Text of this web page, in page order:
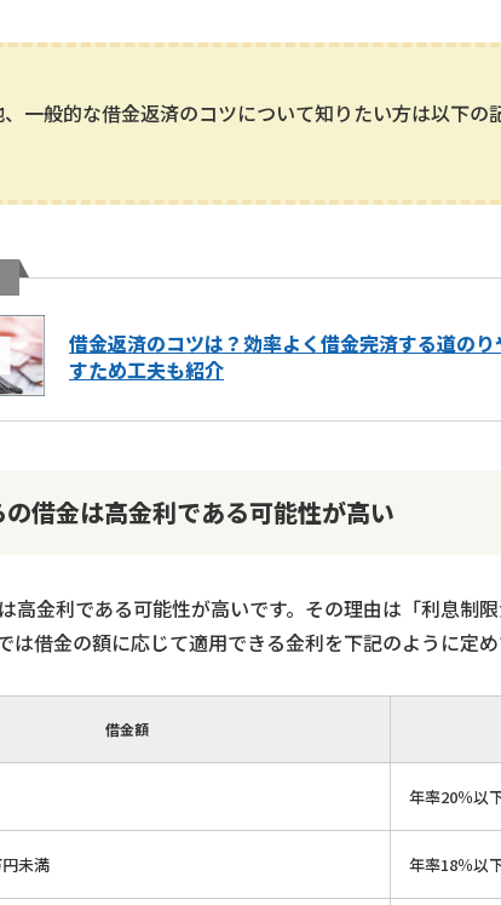
一般的な借金返済のコツについて知りたい方は以下の
借金返済のコツは？効率よく借金完済する道の
すため工夫も紹介
借金は高金利である可能性が高い
高金利である可能性が高いです。その理由は「利息制
は借金の額に応じて適用できる金利を下記のように定め
借金額
年率20％以
未満 年率18％以